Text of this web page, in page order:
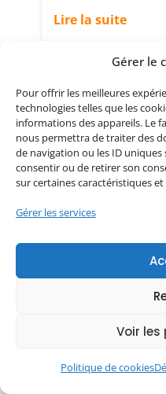
Gérer le
Pour offrir les meilleures
technologies telles que les
informations des appareils. Le
nous permettra de traiter des
de navigation ou les ID uniques
consentir ou de retirer son
sur certaines caractéristiques
Gérer les services
Voir les
Politique de cookies
Lire la suite
Organiser un
professionnel, ne